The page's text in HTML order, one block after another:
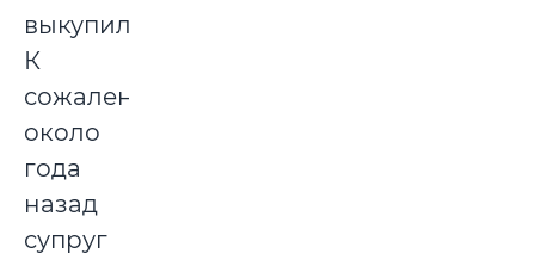
выкупили.
К
сожалению,
около
года
назад
супруг